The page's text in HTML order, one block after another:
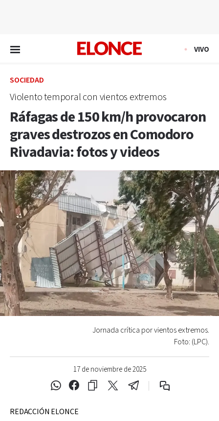
VIVO
SOCIEDAD
Violento temporal con vientos extremos
Ráfagas de 150 km/h provocaron
graves destrozos en Comodoro
Rivadavia: fotos y videos
17 de noviembre de 2025
Jornada crítica por vientos extremos.
Foto: (LPC).
REDACCIÓN ELONCE